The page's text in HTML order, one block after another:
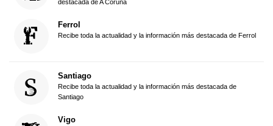
destacada de A Coruña
Ferrol
Recibe toda la actualidad y la información más destacada de Ferrol
Santiago
Recibe toda la actualidad y la información más destacada de
Santiago
Vigo